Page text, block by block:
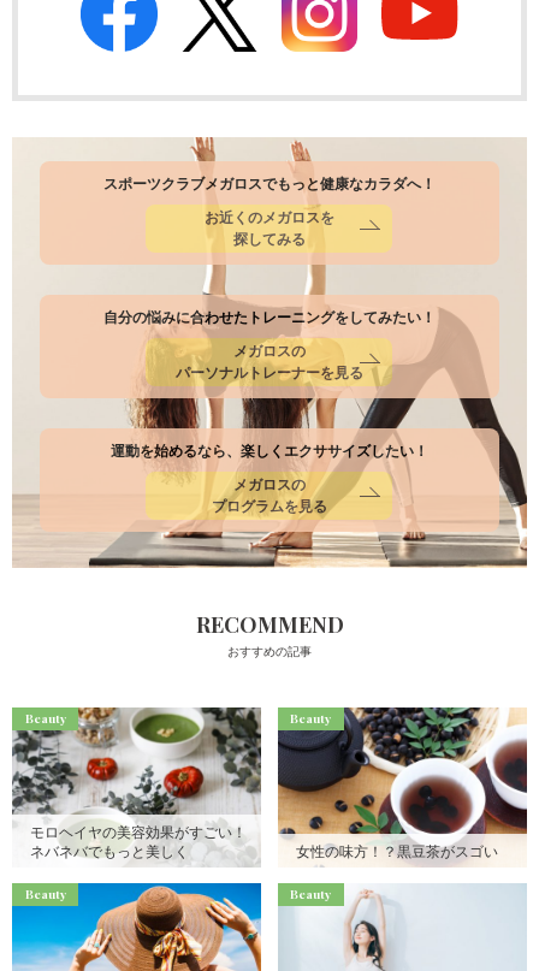
スポーツクラブメガロスでもっと健康なカラダへ！
お近くのメガロスを
探してみる
自分の悩みに合わせたトレーニングをしてみたい！
メガロスの
パーソナルトレーナーを見る
運動を始めるなら、楽しくエクササイズしたい！
メガロスの
プログラムを見る
RECOMMEND
おすすめの記事
Beauty
モロヘイヤの美容効果がすごい！
ネバネバでもっと美しく
Beauty
女性の味方！？黒豆茶がスゴい
Beauty Beauty